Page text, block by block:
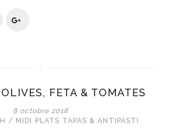
FETA & TOMATES
8 octobre 2018
/ MIDI PLATS TAPAS & ANTIPASTI